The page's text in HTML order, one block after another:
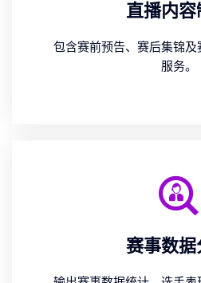
直播内容
包含赛前预告、赛后集锦
服务。
赛事数据